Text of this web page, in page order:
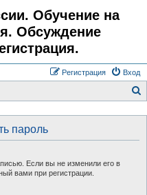
Обучение на
Обсуждение
Вход
Регистрация
пароль
Если вы не изменили его в
вами при регистрации.